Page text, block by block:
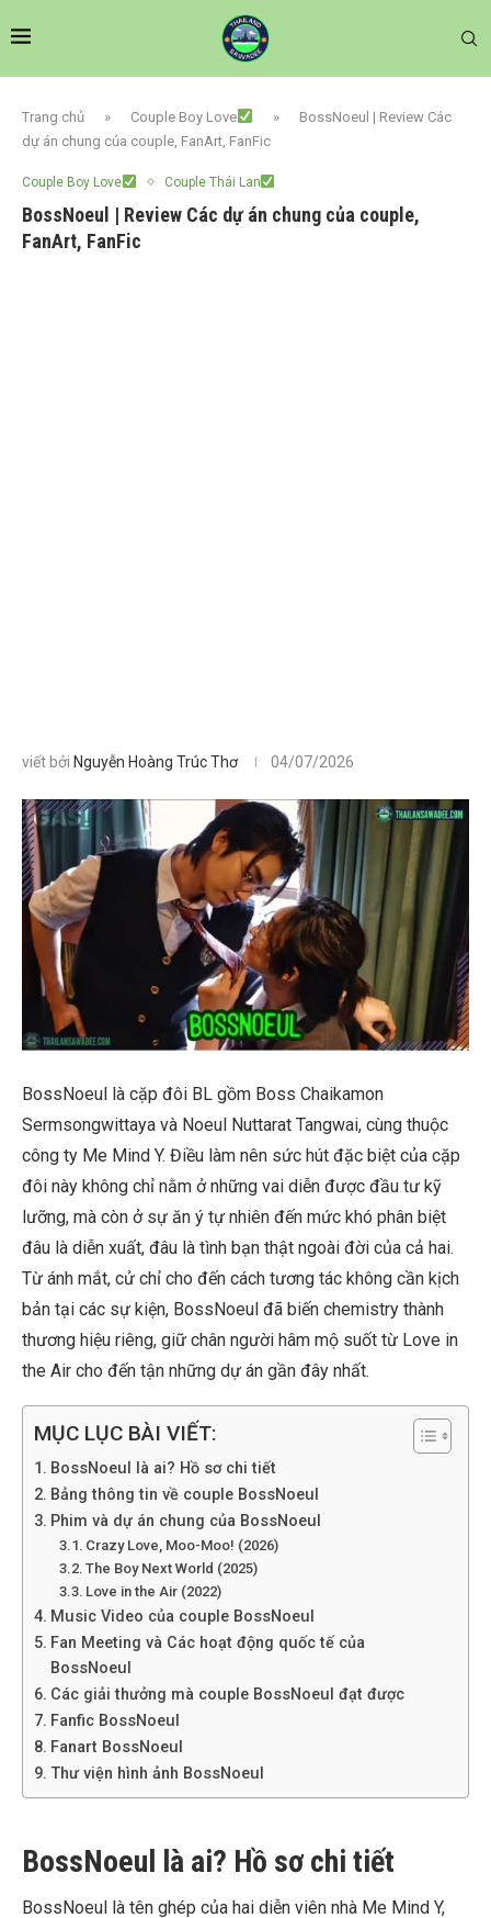
Trang chủ » Couple Boy Love »
BossNoeul | Review Các
dự án chung của couple, FanArt, FanFic
Couple Boy Love Couple Thái Lan
BossNoeul | Review Các dự án chung của couple,
FanArt, FanFic
viết bởi Nguyễn Hoàng Trúc Thơ 04/07/2026
BossNoeu l là cặp đôi BL gồm Boss Chaikamon
Sermsongwittaya và Noeul Nuttarat Tangwai, cùng thuộc
công ty Me Mind Y. Điều làm nên sức hút đặc biệt của cặp
đôi này không chỉ nằm ở những vai diễn được đầu tư kỹ
lưỡng, mà còn ở sự ăn ý tự nhiên đến mức khó phân biệt
đâu là diễn xuất, đâu là tình bạn thật ngoài đời của cả hai.
Từ ánh mắt, cử chỉ cho đến cách tương tác không cần kịch
bản tại các sự kiện, BossNoeul đã biến chemistry thành
thương hiệu riêng, giữ chân người hâm mộ suốt từ Love in
the Air cho đến tận những dự án gần đây nhất.
MỤC LỤC BÀI VIẾT:
BossNoeul là ai? Hồ sơ chi tiết
Bảng thông tin về couple BossNoeul
Phim và dự án chung của BossNoeul
Crazy Love, Moo-Moo! (2026)
The Boy Next World (2025)
Love in the Air (2022)
Music Video của couple BossNoeul
Fan Meeting và Các hoạt động quốc tế của
BossNoeul
Các giải thưởng mà couple BossNoeul đạt được
Fanfic BossNoeul
Fanart BossNoeul
Thư viện hình ảnh BossNoeul
BossNoeul là ai? Hồ sơ chi tiết
BossNoeul là tên ghép của hai diễn viên nhà Me Mind Y,